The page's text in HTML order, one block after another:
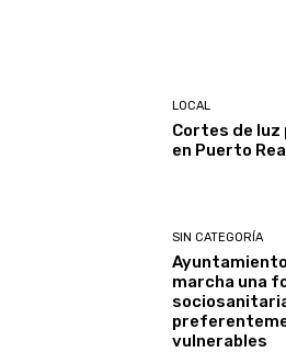
LOCAL
Cortes de luz
en Puerto
SIN CATEGORÍA
Ayuntamiento
marcha una
vulnerables